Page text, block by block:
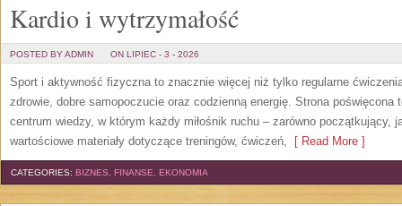
Kardio i wytrzymałość
POSTED BY ADMIN ON LIPIEC - 3 - 2026
Sport i aktywność fizyczna to znacznie więcej niż tylko regularne
zdrowie, dobre samopoczucie oraz codzienną energię. Strona poświęcona
centrum wiedzy, w którym każdy miłośnik ruchu – zarówno początkujący,
wartościowe materiały dotyczące treningów, ćwiczeń, [ Read More ]
CATEGORIES: BIZNES, FINANSE, EKONOMIA